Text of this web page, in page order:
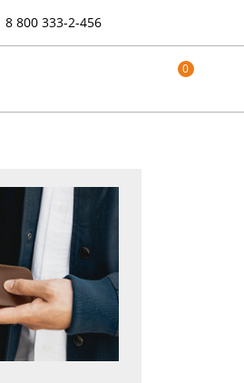
8 800 333-2-456
0